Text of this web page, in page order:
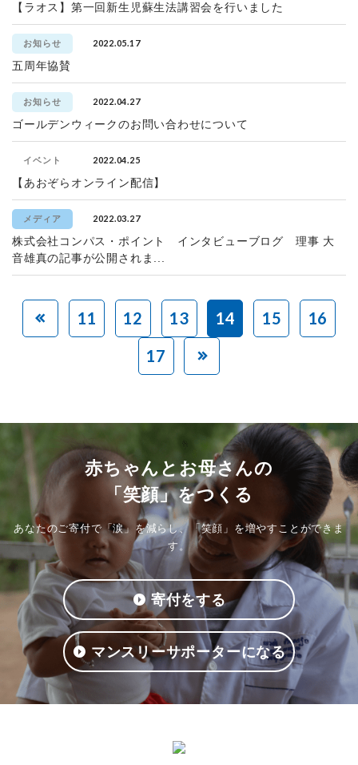
【ラオス】第一回新生児蘇生法講習会を行いました
お知らせ 2022.05.17
五周年協賛
お知らせ 2022.04.27
ゴールデンウィークのお問い合わせについて
イベント 2022.04.25
【あおぞらオンライン配信】
メディア 2022.03.27
株式会社コンパス・ポイント インタビューブログ 理事 大
音雄真の記事が公開されま...
11 12 13 14 15
16
17
赤ちゃんとお母さんの
「笑顔」をつくる
あなたのご寄付で「涙」を減らし、「笑顔」を増やすことができま
す。
寄付をする
マンスリーサポーターになる